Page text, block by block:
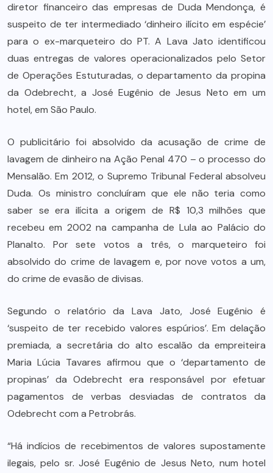
diretor financeiro das empresas de Duda Mendonça, é
suspeito de ter intermediado ‘dinheiro ilícito em espécie’
para o ex-marqueteiro do PT. A Lava Jato identificou
duas entregas de valores operacionalizados pelo Setor
de Operações Estuturadas, o departamento da propina
da Odebrecht, a José Eugênio de Jesus Neto em um
hotel, em São Paulo.
O publicitário foi absolvido da acusação de crime de
lavagem de dinheiro na Ação Penal 470 – o processo do
Mensalão. Em 2012, o Supremo Tribunal Federal absolveu
Duda. Os ministro concluíram que ele não teria como
saber se era ilícita a origem de R$ 10,3 milhões que
recebeu em 2002 na campanha de Lula ao Palácio do
Planalto. Por sete votos a três, o marqueteiro foi
absolvido do crime de lavagem e, por nove votos a um,
do crime de evasão de divisas.
Segundo o relatório da Lava Jato, José Eugênio é
‘suspeito de ter recebido valores espúrios’. Em delação
premiada, a secretária do alto escalão da empreiteira
Maria Lúcia Tavares afirmou que o ‘departamento de
propinas’ da Odebrecht era responsável por efetuar
pagamentos de verbas desviadas de contratos da
Odebrecht com a Petrobrás.
“Há indícios de recebimentos de valores supostamente
ilegais, pelo sr. José Eugênio de Jesus Neto, num hotel